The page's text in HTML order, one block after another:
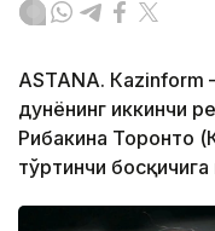
ASTANА. Кazinform
дунёнинг иккинчи
Рибакина Торонто
тўртинчи босқичига